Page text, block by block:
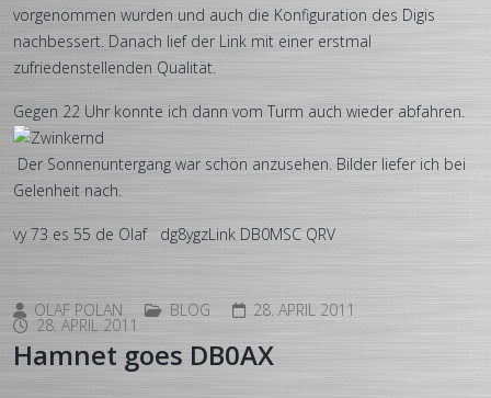
vorgenommen wurden und auch die Konfiguration des Digis
nachbessert. Danach lief der Link mit einer erstmal
zufriedenstellenden Qualität.
Gegen 22 Uhr konnte ich dann vom Turm auch wieder abfahren.
Der Sonnenuntergang war schön anzusehen. Bilder liefer ich bei
Gelenheit nach.
vy 73 es 55 de Olaf dg8ygzLink DB0MSC QRV
OLAF POLAN BLOG 28. APRIL 2011
28. APRIL 2011
Hamnet goes DB0AX